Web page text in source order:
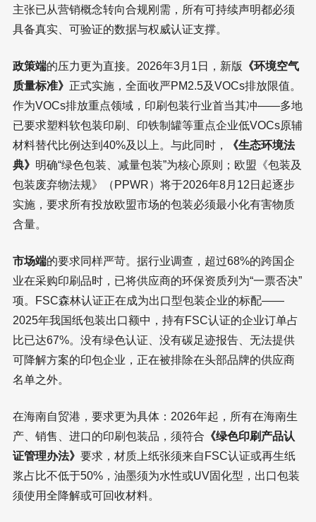
主张已从营销概念转向合规刚需，所有可持续声明都必须
具备真实、可验证的数据与权威认证支撑。
政策端的压力更为直接。2026年3月1日，新版
《环境空气
质量标准》 正式实施，全面收严PM2.5及VOCs排放限值。
作为VOCs排放重点领域，印刷包装行业首当其冲——多地
已要求塑料软包装印刷、印铁制罐等重点企业低VOCs原辅
材料替代比例达到40%及以上。与此同时，
《生态环境法
典》 明确“绿色包装、减量包装”为核心原则；欧盟《包装及
包装废弃物法规》（PPWR）将于2026年8月12日起逐步
实施，要求所有投放欧盟市场的包装必须最小化有害物质
含量。
市场端的要求同样严苛。据行业调查，超过68%的跨国企
业在采购印刷品时，已将供应商的环保资质列为“一票否决”
项。FSC森林认证正在成为出口型包装企业的标配——
2025年我国纸包装出口额中，持有FSC认证的企业订单占
比已达67%。没有绿色认证、没有碳足迹报告、无法提供
可降解方案的印包企业，正在被排除在头部品牌的供应商
名单之外。
在海南自贸港，要求更为具体：2026年起，所有在海南生
产、销售、进口的印刷包装品，须符合 《绿色印刷产品认
证管理办法》 要求，材质上纸张须来自FSC认证或再生纸
浆占比不低于50%，油墨须为水性或UV固化型，出口包装
须使用全降解或可回收材料。